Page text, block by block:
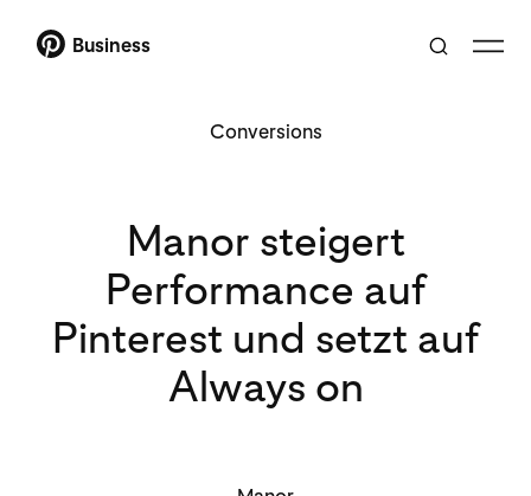
Business
Conversions
Manor steigert
Performance auf
Pinterest und setzt auf
Always on